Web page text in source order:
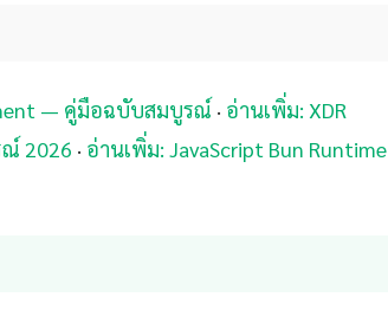
— คู่มือฉบับสมบูรณ์ · อ่านเพิ่ม: XDR
2026 · อ่านเพิ่ม: JavaScript Bun Runtime